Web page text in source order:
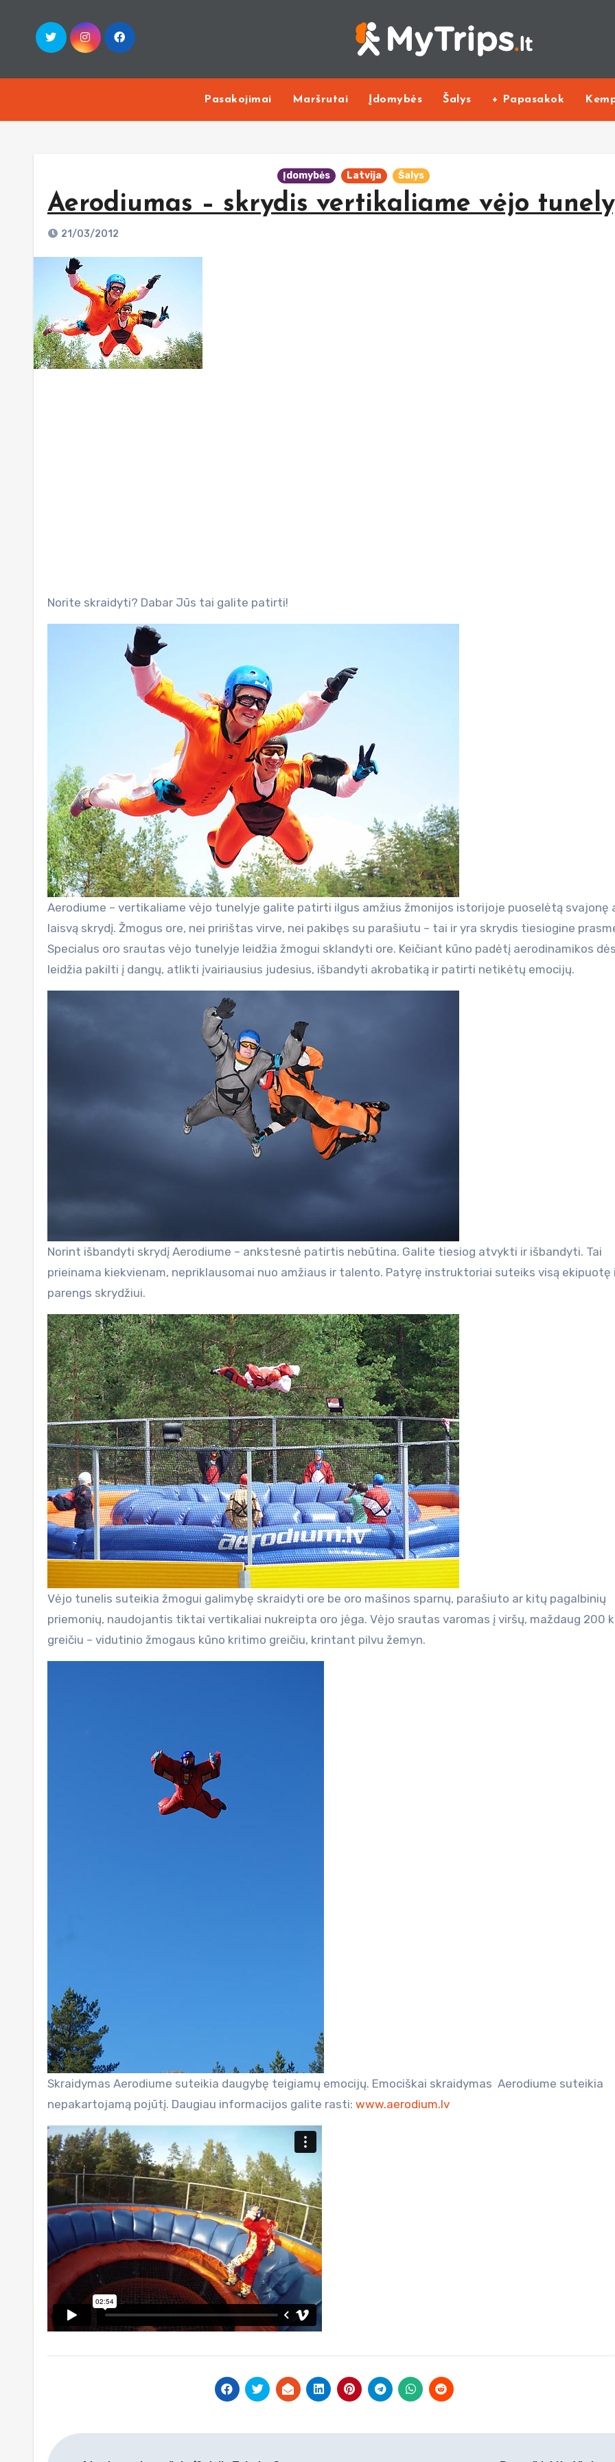
content
Pasakojimai Maršrutai Įdomybės Šalys + Papasakok
Įdomybės Latvija Šalys
Aerodiumas – skrydis vertikaliame vėjo
21/03/2012
Norite skraidyti? Dabar Jūs tai galite patirti!
Aerodiume – vertikaliame vėjo tunelyje galite patirti ilgus amžius žmonijos istorijoje puoselėtą svajonę
laisvą skrydį. Žmogus ore, nei pririštas virve, nei pakibęs su parašiutu – tai ir yra skrydis tiesiogine
Specialus oro srautas vėjo tunelyje leidžia žmogui sklandyti ore. Keičiant kūno padėtį aerodinamikos
leidžia pakilti į dangų, atlikti įvairiausius judesius, išbandyti akrobatiką ir patirti netikėtų emocijų.
Norint išbandyti skrydį Aerodiume – ankstesnė patirtis nebūtina. Galite tiesiog atvykti ir išbandyti. Tai
prieinama kiekvienam, nepriklausomai nuo amžiaus ir talento. Patyrę instruktoriai suteiks visą ekipuotę
parengs skrydžiui.
Vėjo tunelis suteikia žmogui galimybę skraidyti ore be oro mašinos sparnų, parašiuto ar kitų pagalbinių
priemonių, naudojantis tiktai vertikaliai nukreipta oro jėga. Vėjo srautas varomas į viršų, maždaug 200
greičiu – vidutinio žmogaus kūno kritimo greičiu, krintant pilvu žemyn.
Skraidymas Aerodiume suteikia daugybę teigiamų emocijų. Emociškai skraidymas Aerodiume suteikia
nepakartojamą pojūtį. Daugiau informacijos galite rasti: www.aerodium.lv
Navigacija